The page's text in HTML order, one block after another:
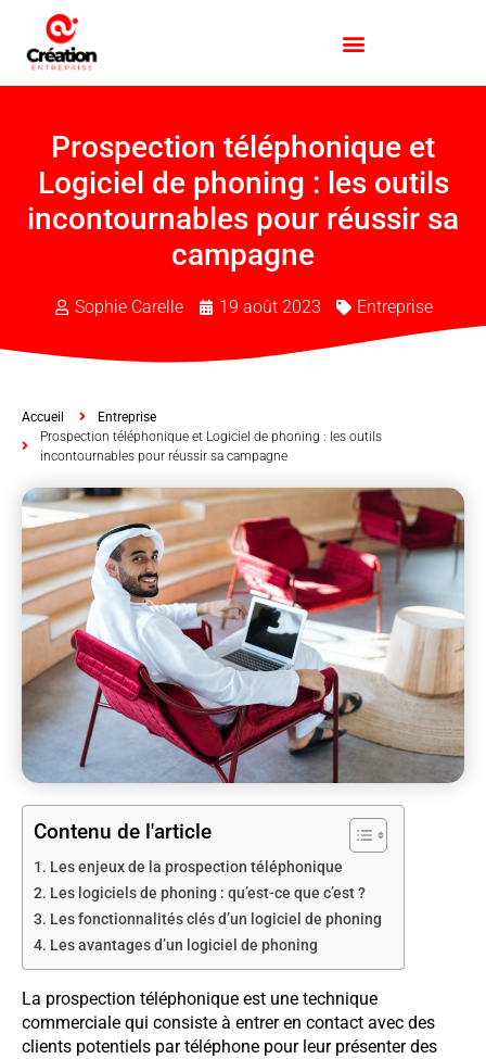
Prospection téléphonique et
Logiciel de phoning : les outils
incontournables pour réussir sa
campagne
Sophie Carelle 19 août 2023 Entreprise
Accueil
Entreprise
Prospection téléphonique et Logiciel de phoning : les outils
incontournables pour réussir sa campagne
Contenu de l'article
Les enjeux de la prospection téléphonique
Les logiciels de phoning : qu’est-ce que c’est ?
Les fonctionnalités clés d’un logiciel de phoning
Les avantages d’un logiciel de phoning
La prospection téléphonique est une technique
commerciale qui consiste à entrer en contact avec des
clients potentiels par téléphone pour leur présenter des